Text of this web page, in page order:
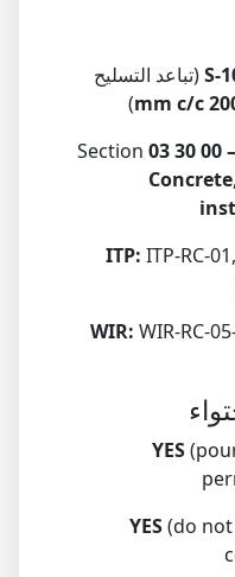
S-(تباعد التسليح
200
)
03 30 00
Concrete
ITP: ITP-RC-01,
WIR: WIR-RC-
YES
YES(do